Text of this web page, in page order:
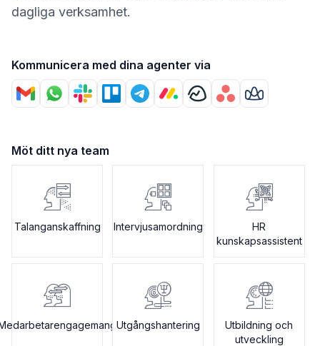
dagliga verksamhet.
Kommunicera med dina agenter via
Möt ditt nya team
Talanganskaffning Intervjusamordning
HR
kunskapsassistent
Utgångshantering
Utbildning och
utveckling